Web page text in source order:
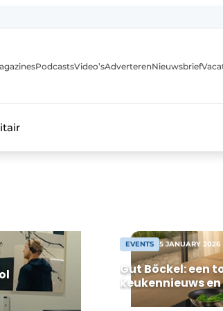
PodcastsVideo’sAdverterenNieuwsbrief
EVENTS 5 JANUARY 2026
Gut Böckel: een
keukennieuws